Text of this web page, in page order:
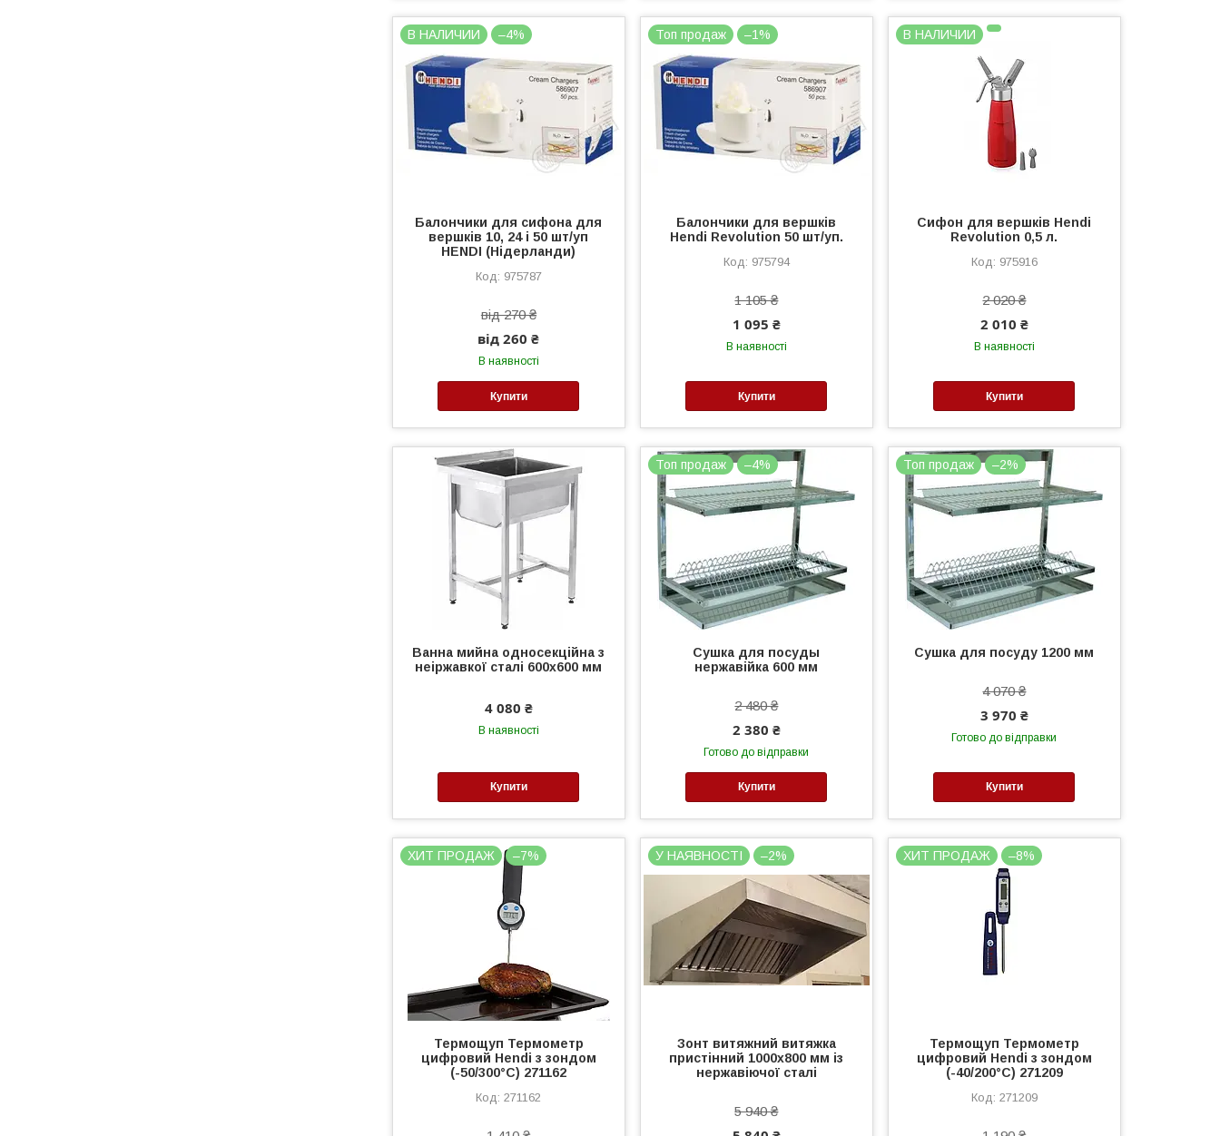
В НАЛИЧИИ –4%
Балончики для сифона для
вершків 10, 24 і 50 шт/уп
HENDI (Нідерланди)
975787
від 270 ₴
від 260 ₴
В наявності
Купити
Топ продаж –1%
Балончики для вершків
Hendi Revolution 50 шт/уп.
975794
1 105 ₴
1 095 ₴
В наявності
Купити
В НАЛИЧИИ
Сифон для вершків Hendi
Revolution 0,5 л.
975916
2 020 ₴
2 010 ₴
В наявності
Купити
Ванна мийна односекційна з
неіржавкої сталі 600х600 мм
4 080 ₴
В наявності
Купити
Топ продаж –4%
Сушка для посуды
нержавійка 600 мм
2 480 ₴
2 380 ₴
Готово до відправки
Купити
Топ продаж –2%
Сушка для посуду 1200 мм
4 070 ₴
3 970 ₴
Готово до відправки
Купити
ХИТ ПРОДАЖ –7%
Термощуп Термометр
цифровий Hendi з зондом
(-50/300°C) 271162
271162
У НАЯВНОСТІ –2%
Зонт витяжний витяжка
пристінний 1000х800 мм із
нержавіючої сталі
5 940 ₴
ХИТ ПРОДАЖ –8%
Термощуп Термометр
цифровий Hendi з зондом
(-40/200°C) 271209
271209